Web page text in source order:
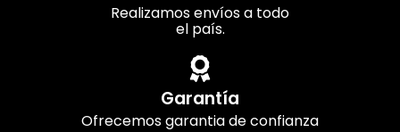
Realizamos envíos a todo
el país.
Garantía
Ofrecemos garantia de confianza